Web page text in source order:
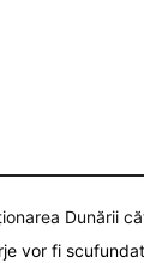
Dunării
vor fi